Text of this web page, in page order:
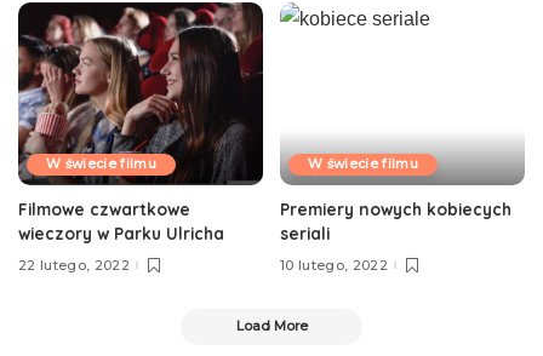
W świecie filmu
Filmowe czwartkowe
wieczory w Parku Ulricha
22 lutego, 2022
W świecie filmu
Premiery nowych kobiecych
seriali
10 lutego, 2022
Load More